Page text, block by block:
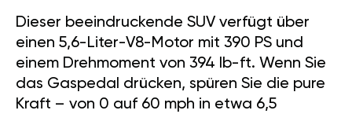
Dieser beeindruckende SUV verfügt über
einen 5,6-Liter-V8-Motor mit 390 PS und
einem Drehmoment von 394 lb-ft. Wenn Sie
das Gaspedal drücken, spüren Sie die pure
Kraft – von 0 auf 60 mph in etwa 6,5